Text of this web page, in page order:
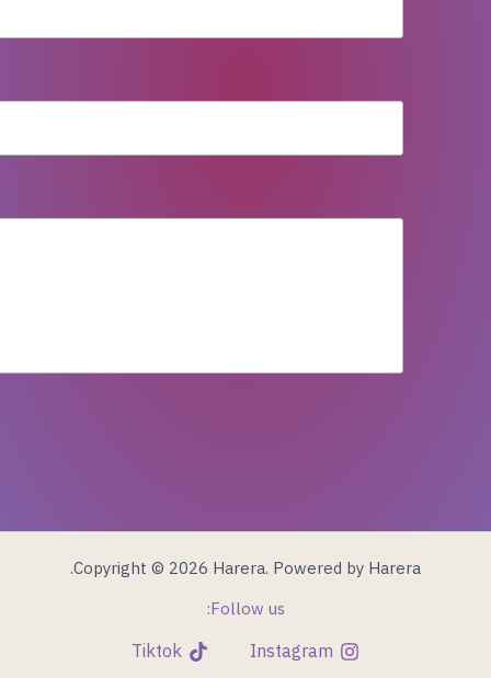
Copyright © 2026 Harera. Powered by Harera.
Follow us:
Instagram
Tiktok